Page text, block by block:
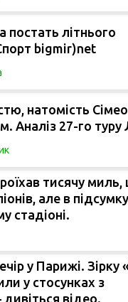
літнього
bigmir)net
натомість
Аналіз 27-го туру
тисячу
але в підсумку
стадіоні.
у Парижі. Зірку
у стосунках з
відео.